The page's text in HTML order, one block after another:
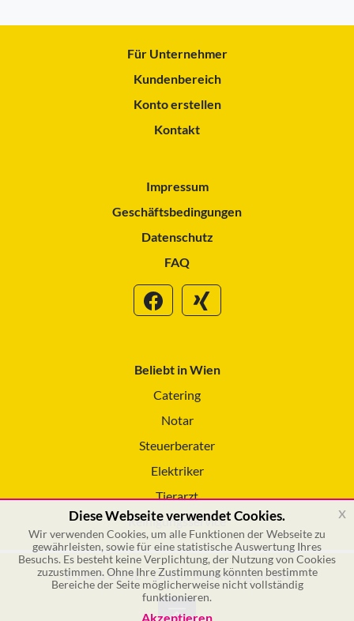
Für Unternehmer
Kundenbereich
Konto erstellen
Kontakt
Impressum
Geschäftsbedingungen
Datenschutz
FAQ
Beliebt in Wien
Catering
Notar
Steuerberater
Elektriker
Tierarzt
Reinigungsservice
© 2026 GSOL – Online Marketing GmbH
Diese Webseite verwendet Cookies.
Wir verwenden Cookies, um alle Funktionen der Webseite zu
gewährleisten, sowie für eine statistische Auswertung Ihres
Besuchs. Es besteht keine Verplichtung, der Nutzung von Cookies
zuzustimmen. Ohne Ihre Zustimmung könnten bestimmte
Bereiche der Seite möglicherweise nicht vollständig
funktionieren.
Akzeptieren
x